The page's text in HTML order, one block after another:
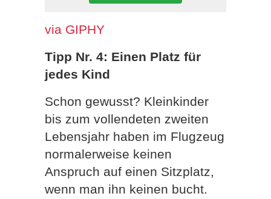
via GIPHY
Tipp Nr. 4: Einen Platz für
jedes Kind
Schon gewusst? Kleinkinder
bis zum vollendeten zweiten
Lebensjahr haben im Flugzeug
normalerweise keinen
Anspruch auf einen Sitzplatz,
wenn man ihn keinen bucht.